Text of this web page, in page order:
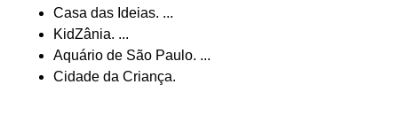
Casa das Ideias. ...
KidZânia. ...
Aquário de São Paulo. ...
Cidade da Criança.